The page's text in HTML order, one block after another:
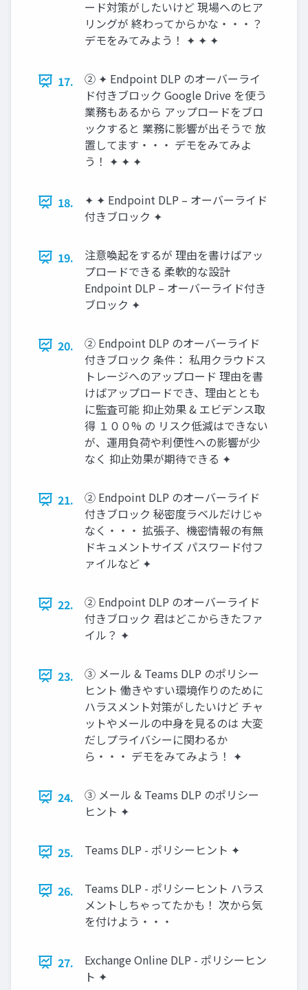
ード対策がしたいけど 現場へのヒア
リングが 終わってからかな・・・？
デモをみてみよう！ ✦ ✦ ✦
17.
② ✦ Endpoint DLP のオーバーライ
ド付きブロック Google Drive を使う
業務もあるから アップロードをブロ
ックすると 業務に影響が出そうで 放
置してます・・・ デモをみてみよ
う！ ✦ ✦ ✦
18.
✦ ✦ Endpoint DLP – オーバーライド
付きブロック ✦
19.
注意喚起をするが 理由を書けばアッ
プロードできる 柔軟的な設計
Endpoint DLP – オーバーライド付き
ブロック ✦
20.
② Endpoint DLP のオーバーライド
付きブロック 条件： 私用クラウドス
トレージへのアップロード 理由を書
けばアップロードでき、理由ととも
に監査可能 抑止効果 & エビデンス取
得 １００% の リスク低減はできない
が、運用負荷や利便性への影響が少
なく 抑止効果が期待できる ✦
21.
② Endpoint DLP のオーバーライド
付きブロック 秘密度ラベルだけじゃ
なく・・・ 拡張子、機密情報の有無
ドキュメントサイズ パスワード付フ
ァイルなど ✦
22.
② Endpoint DLP のオーバーライド
付きブロック 君はどこからきたファ
イル？ ✦
23.
③ メール & Teams DLP のポリシー
ヒント 働きやすい環境作りのために
ハラスメント対策がしたいけど チャ
ットやメールの中身を見るのは 大変
だしプライバシーに関わるか
ら・・・ デモをみてみよう！ ✦
24.
③ メール & Teams DLP のポリシー
ヒント ✦
25. Teams DLP - ポリシーヒント ✦
26.
Teams DLP - ポリシーヒント ハラス
メントしちゃってたかも！ 次から気
を付けよう・・・
27.
Exchange Online DLP - ポリシーヒン
ト ✦